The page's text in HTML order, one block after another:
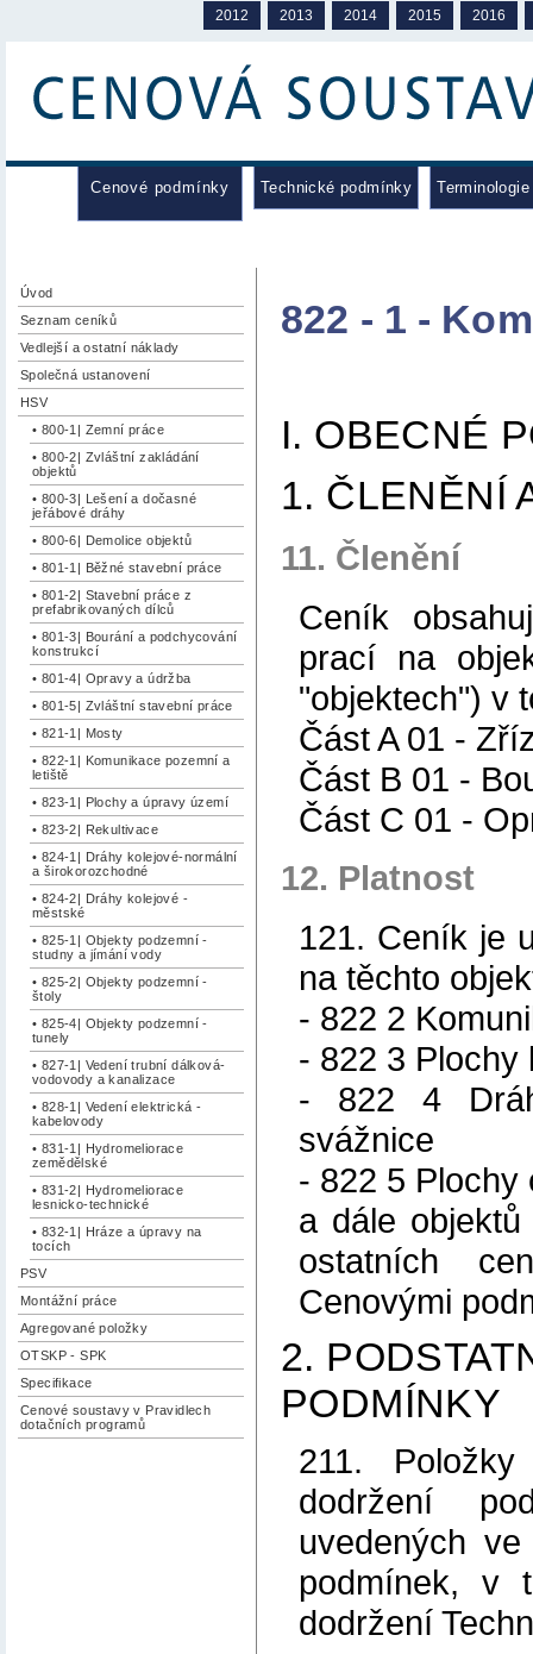
2012 2013 2014 2015 2016
Cenové podmínky Technické podmínky Terminologie
Úvod
Seznam ceníků
Vedlejší a ostatní náklady
Společná ustanovení
HSV
• 800-1| Zemní práce
• 800-2| Zvláštní zakládání
objektů
• 800-3| Lešení a dočasné
jeřábové dráhy
• 800-6| Demolice objektů
• 801-1| Běžné stavební práce
• 801-2| Stavební práce z
prefabrikovaných dílců
• 801-3| Bourání a podchycování
konstrukcí
• 801-4| Opravy a údržba
• 801-5| Zvláštní stavební práce
• 821-1| Mosty
• 822-1| Komunikace pozemní a
letiště
• 823-1| Plochy a úpravy území
• 823-2| Rekultivace
• 824-1| Dráhy kolejové-normální
a širokorozchodné
• 824-2| Dráhy kolejové -
městské
• 825-1| Objekty podzemní -
studny a jímání vody
• 825-2| Objekty podzemní -
štoly
• 825-4| Objekty podzemní -
tunely
• 827-1| Vedení trubní dálková-
vodovody a kanalizace
• 828-1| Vedení elektrická -
kabelovody
• 831-1| Hydromeliorace
zemědělské
• 831-2| Hydromeliorace
lesnicko-technické
• 832-1| Hráze a úpravy na
tocích
PSV
Montážní práce
Agregované položky
OTSKP - SPK
Specifikace
Cenové soustavy v Pravidlech
dotačních programů
822 - 1 -
I. OBECNÉ
1. ČLENĚNÍ
11. Členění
Ceník
prací na
"objektech") v
Část A 01 -
Část B 01 -
Část C 01 -
12. Platnost
121. Ceník je
na těchto
- 822 2
- 822 3 Plochy
- 822 4
svážnice
- 822 5
a dále
ostatních
Cenovými
2.
PODMÍNKY
211.
dodržení
uvedených
podmínek, v
dodržení